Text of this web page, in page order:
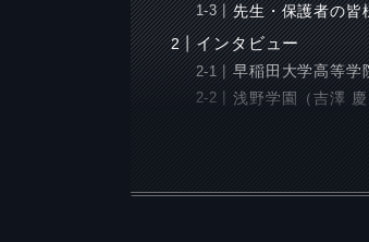
先生・保護者の皆
インタビュー
早稲田大学高等学
浅野学園（吉澤